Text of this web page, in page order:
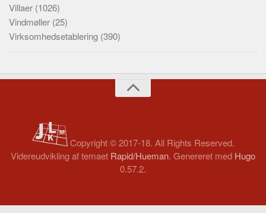
Villaer (1026)
Vindmøller (25)
Virksomhedsetablering (390)
Copyright © 2017-18. All Rights Reserved.
Videreudvikling af temaet Rapid/Hueman. Genereret med Hugo
0.57.2.